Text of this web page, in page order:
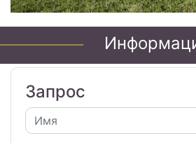
Запрос